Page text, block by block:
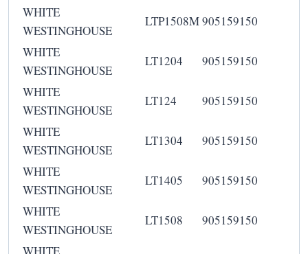
WHITE
WESTINGHOUSE
LTP1508M905159150
WHITE
WESTINGHOUSE
LT1204
905159150
WHITE
WESTINGHOUSE
LT124
905159150
WHITE
WESTINGHOUSE
LT1304
905159150
WHITE
WESTINGHOUSE
LT1405
905159150
WHITE
WESTINGHOUSE
LT1508
905159150